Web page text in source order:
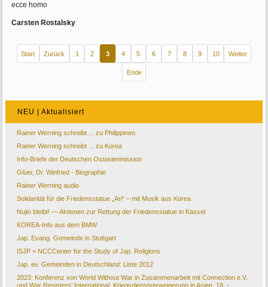
ecce homo
Carsten Rostalsky
Start Zurück 1 2 3 4 5 6 7 8 9 10 Weiter
Ende
NEU | Aktualisiert
Rainer Werning schreibt ... zu Philippinen
Rainer Werning schreibt ... zu Korea
Info-Briefe der Deutschen Ostasienmission
Glüer, Dr. Winfried - Biographie
Rainer Werning audio
Solidarität für die Friedensstatue „Ari“ – mit Musik aus Korea
Nujin bleibt! — Aktionen zur Rettung der Friedensstatue in Kassel
KOREA-Info aus dem BMW
Jap. Evang. Gemeinde in Stuttgart
ISJP = NCCCenter for the Study of Jap. Religions
Jap. ev. Gemeinden in Deutschland: Liste 2012
2023: Konferenz von World Without War in Zusammenarbeit mit Connection e.V.
und War Resisters’ International: Kriegsdienstverweigerung in Asien, 18. -